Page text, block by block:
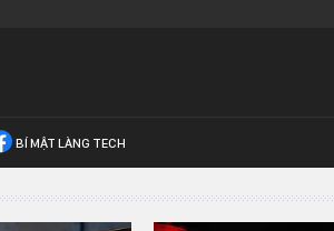
BÍ MẬT LÀNG TECH